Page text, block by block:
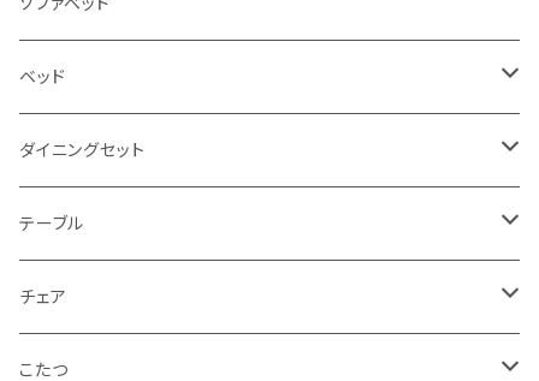
2.5人掛け
2人掛け
1人掛け
カウチソファ
コーナーソファ
ベッド
シングルサイズ以下（フレームのみ）
セミダブルサイズ（フレームのみ）
ダブルサイズ（フレームのみ）
ワイドダブルサイズ以上（フレームのみ）
ダイニングセット
ダイニング3点セット以下
ダイニング4点セット
ダイニング5点・6点セット
テーブル
センターテーブル
ダイニングテーブル
チェア
ダイニングチェア
こたつ